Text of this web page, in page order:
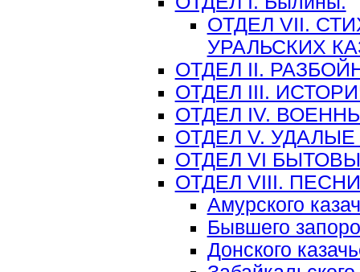
ОТДЕЛ VII.
УРАЛЬСКИХ
ОТДЕЛ II.
ОТДЕЛ III.
ОТДЕЛ IV.
ОТДЕЛ V.
ОТДЕЛ VI
ОТДЕЛ VIII.
Амурского
Бывшего
Донского